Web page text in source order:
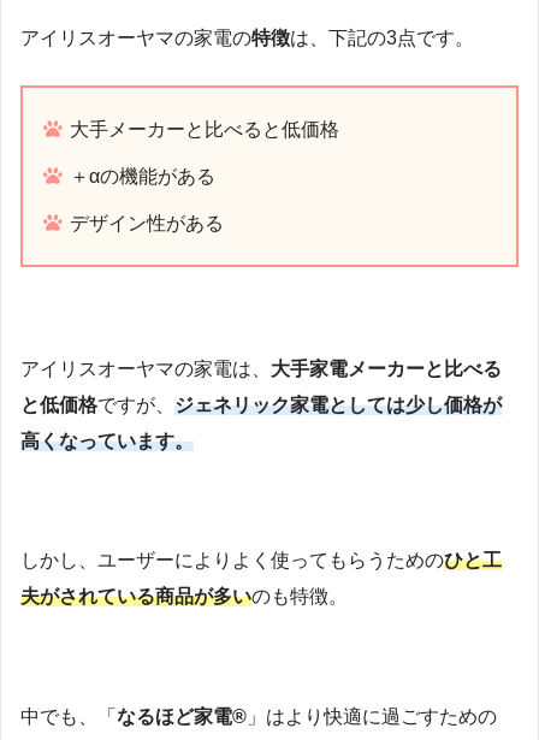
アイリスオーヤマの家電の特徴は、下記の3点です。
大手メーカーと比べると低価格
＋αの機能がある
デザイン性がある
アイリスオーヤマの家電は、 大手家電メーカーと比べる
と低価格ですが、 ジェネリック家電としては少し価格が
高くなっています。
しかし、ユーザーによりよく使ってもらうためのひと工
夫がされている商品が多いのも特徴。
中でも、「 なるほど家電®︎ 」はより快適に過ごすための